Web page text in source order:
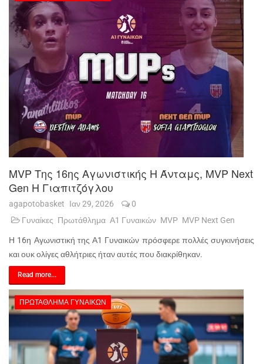
MVP Της 16ης Αγωνιστικής Η Άνταμς, MVP Next
Gen Η Γιαπιτζόγλου
agapotobasket Ιαν 29, 2026
0
Γυναίκες Πρωτάθλημα Α1 Γυναικών MVP MVP Next Gen
Η 16η Αγωνιστική της Α1 Γυναικών πρόσφερε πολλές συγκινήσεις
και ουκ ολίγες αθλήτριες ήταν αυτές που διακρίθηκαν.
Read more...
ΠΡΩΤΆΘΛΗΜΑ ΓΥΝΑΙΚΏΝ